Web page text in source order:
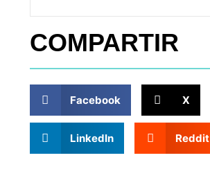
COMPARTIR
Facebook X
LinkedIn Reddit